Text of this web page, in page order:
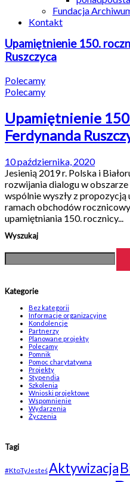
Fundacja
Kontakt
Upamiętnienie 150.
Ruszczyca
Polecamy
Polecamy
Upamiętnienie
Ferdynanda
10 października, 2020
Jesienią 2019 r. Polska i
rozwijania dialogu w
wspólnie wyszły z
ramach obchodów
upamiętniania 150. rocznicy...
Wyszukaj
Kategorie
Bez kategorii
Informacje organizacyjne
Kondolencje
Partnerzy
Planowane projekty
Polecamy
Pomnik
Pomoc charytatywna
Projekty
Stypendia
Szkolenia
Wnioski projektowe
Wspomnienie
Wydarzenia
Życzenia
Tagi
#KtoTyJesteśAktywizacja